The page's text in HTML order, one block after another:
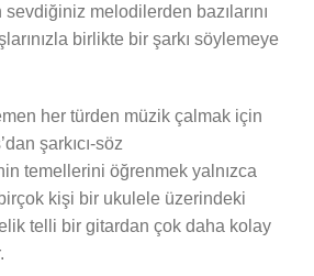
melodilerden bazılarını
birlikte bir şarkı söylemeye
her türden müzik çalmak için
şarkıcı-söz
temellerini öğrenmek yalnızca
kişi bir ukulele üzerindeki
telli bir gitardan çok daha kolay